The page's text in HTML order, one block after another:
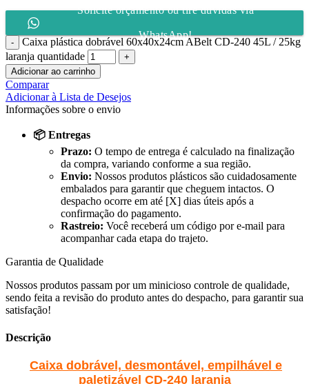
Solicite orçamento ou tire dúvidas via
WhatsApp!
Caixa plástica dobrável 60x40x24cm ABelt CD-240 45L / 25kg
laranja quantidade
Adicionar ao carrinho
Comparar
Adicionar à Lista de Desejos
Informações sobre o envio
📦 Entregas
Prazo: O tempo de entrega é calculado na finalização
da compra, variando conforme a sua região.
Envio: Nossos produtos plásticos são cuidadosamente
embalados para garantir que cheguem intactos. O
despacho ocorre em até [X] dias úteis após a
confirmação do pagamento.
Rastreio: Você receberá um código por e-mail para
acompanhar cada etapa do trajeto.
Garantia de Qualidade
Nossos produtos passam por um minicioso controle de qualidade,
sendo feita a revisão do produto antes do despacho, para garantir sua
satisfação!
Descrição
Caixa dobrável, desmontável, empilhável e
paletizável CD-240 laranja